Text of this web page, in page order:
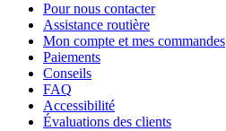
Pour nous contacter
Assistance routière
Mon compte et mes commandes
Paiements
Conseils
FAQ
Accessibilité
Évaluations des clients